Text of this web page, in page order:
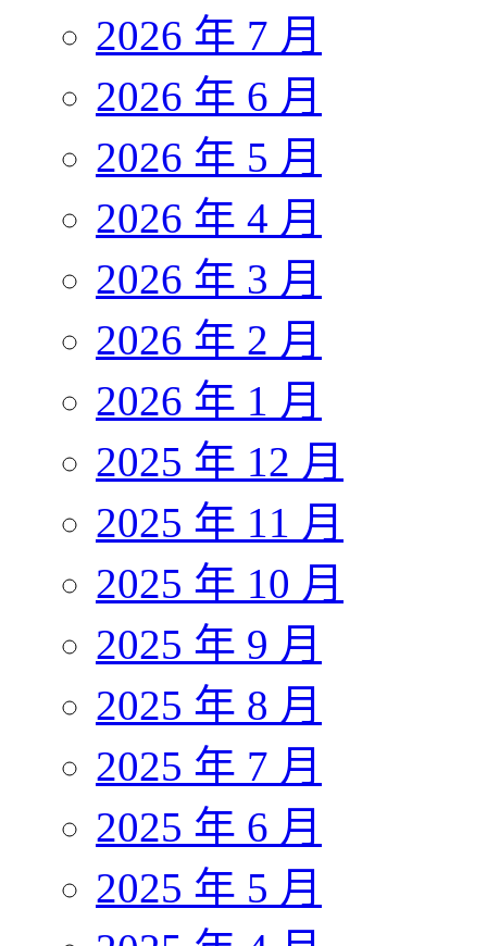
2026 年 7 月
2026 年 6 月
2026 年 5 月
2026 年 4 月
2026 年 3 月
2026 年 2 月
2026 年 1 月
2025 年 12 月
2025 年 11 月
2025 年 10 月
2025 年 9 月
2025 年 8 月
2025 年 7 月
2025 年 6 月
2025 年 5 月